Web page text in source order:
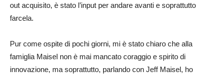
out acquisito, è stato l’input per andare avanti e soprattutto
farcela.
Pur come ospite di pochi giorni, mi è stato chiaro che alla
famiglia Maisel non è mai mancato coraggio e spirito di
innovazione, ma soprattutto, parlando con Jeff Maisel, ho